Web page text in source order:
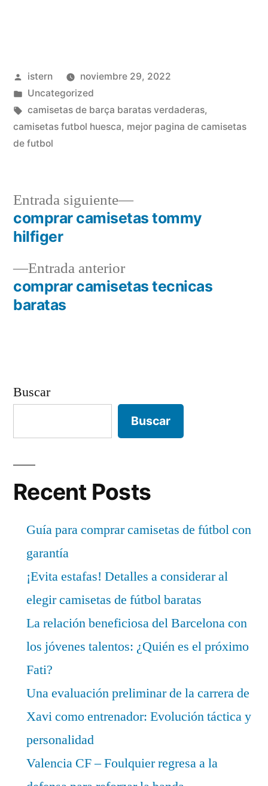
Publicado
por
istern
noviembre 29, 2022
Publicado
en
Uncategorized
Etiquetas:
camisetas de barça baratas verdaderas,
camisetas futbol huesca, mejor pagina de camisetas
de futbol
Navegación
entradas
Entrada anteriorEntrada
anterior:
comprar camisetas tecnicas
baratas
Entrada siguiente
Entrada
siguiente:
comprar camisetas tommy
hilfiger
Buscar
Buscar
Recent Posts
Guía para comprar camisetas de fútbol con
garantía
¡Evita estafas! Detalles a considerar al
elegir camisetas de fútbol baratas
La relación beneficiosa del Barcelona con
los jóvenes talentos: ¿Quién es el próximo
Fati?
Una evaluación preliminar de la carrera de
Xavi como entrenador: Evolución táctica y
personalidad
Valencia CF – Foulquier regresa a la